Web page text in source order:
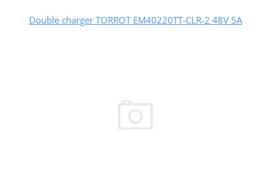
Double charger TORROT EM40220TT-CLR-2 48V 5A